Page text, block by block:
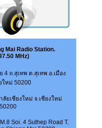
Nick Cave
after the Hottest 100
Mai Radio Station.
MHz)
4 ถ.สุเทพ ต.สุเทพ อ.เมือง
ใหม่ 50200
ยเชียงใหม่ จ.เชียงใหม่
50200
Soi. 4 Suthep Road T.